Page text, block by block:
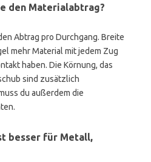
den Materialabtrag?
Abtrag pro Durchgang. Breite
mehr Material mit jedem Zug
haben. Die Körnung, das
sind zusätzlich
du außerdem die
besser für Metall,